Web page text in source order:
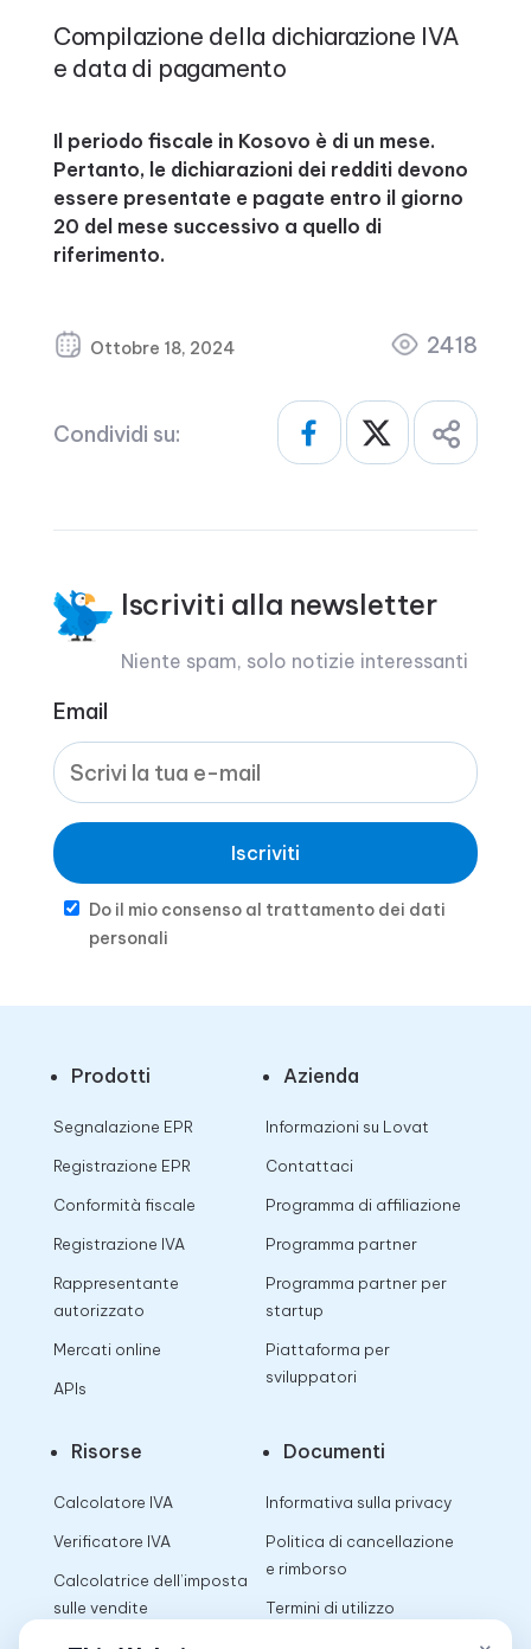
Compilazione della dichiarazione IVA
e data di pagamento
Il periodo fiscale in Kosovo è di un mese.
Pertanto, le dichiarazioni dei redditi devono
essere presentate e pagate entro il giorno
20 del mese successivo a quello di
riferimento.
Ottobre 18, 2024 2418
Condividi su:
Iscriviti alla newsletter
Niente spam, solo notizie interessanti
Email
Iscriviti
Do il mio consenso al trattamento dei dati
personali
Prodotti
Segnalazione EPR
Registrazione EPR
Conformità fiscale
Registrazione IVA
Rappresentante
autorizzato
Mercati online
APIs
Azienda
Informazioni su Lovat
Contattaci
Programma di affiliazione
Programma partner
Programma partner per
startup
Piattaforma per
sviluppatori
Risorse
Calcolatore IVA
Verificatore IVA
Calcolatrice dell’imposta
sulle vendite
Documenti
Informativa sulla privacy
Politica di cancellazione
e rimborso
Termini di utilizzo